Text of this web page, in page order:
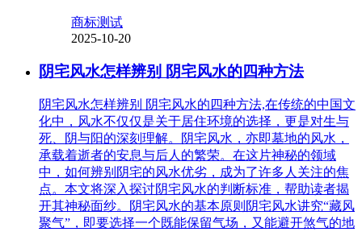
商标测试
2025-10-20
阴宅风水怎样辨别 阴宅风水的四种方法
阴宅风水怎样辨别 阴宅风水的四种方法,在传统的中国文
化中，风水不仅仅是关于居住环境的选择，更是对生与
死、阴与阳的深刻理解。阴宅风水，亦即墓地的风水，
承载着逝者的安息与后人的繁荣。在这片神秘的领域
中，如何辨别阴宅的风水优劣，成为了许多人关注的焦
点。本文将深入探讨阴宅风水的判断标准，帮助读者揭
开其神秘面纱。阴宅风水的基本原则阴宅风水讲究“藏风
聚气”，即要选择一个既能保留气场，又能避开煞气的地